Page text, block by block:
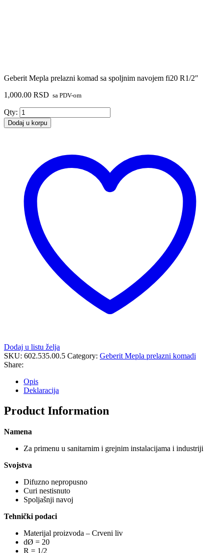
Geberit Mepla prelazni komad sa spoljnim navojem fi20 R1/2″
1,000.00 RSD sa PDV-om
Qty: Geberit
Mepla
prelazni
navojem
R1/2"
količina
Dodaj u korpu
Dodaj u listu želja
SKU: 602.535.00.5 Category: Geberit Mepla prelazni komadi
Share:
Opis
Deklaracija
Product Information
Namena
Za primenu u sanitarnim i grejnim instalacijama i industriji
Svojstva
Difuzno nepropusno
Curi nestisnuto
Spoljašnji navoj
Tehnički podaci
Materijal proizvoda – Crveni liv
dØ = 20
R = 1/2